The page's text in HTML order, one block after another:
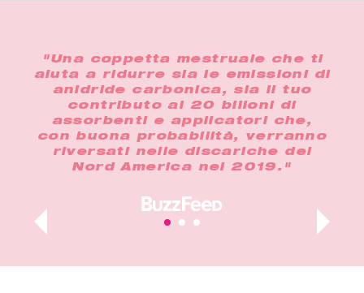
"Una coppetta mestruale che ti
aiuta a ridurre sia le emissioni di
anidride carbonica, sia il tuo
contributo ai 20 bilioni di
assorbenti e applicatori che,
con buona probabilità, verranno
riversati nelle discariche del
Nord America nel 2019."